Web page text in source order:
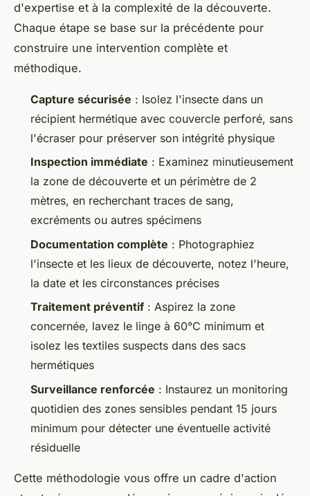
d'expertise et à la complexité de la découverte.
Chaque étape se base sur la précédente pour
construire une intervention complète et
méthodique.
Capture sécurisée : Isolez l'insecte dans un
récipient hermétique avec couvercle perforé, sans
l'écraser pour préserver son intégrité physique
Inspection immédiate : Examinez minutieusement
la zone de découverte et un périmètre de 2
mètres, en recherchant traces de sang,
excréments ou autres spécimens
Documentation complète : Photographiez
l'insecte et les lieux de découverte, notez l'heure,
la date et les circonstances précises
Traitement préventif: Aspirez la zone
concernée, lavez le linge à 60°C minimum et
isolez les textiles suspects dans des sacs
hermétiques
Surveillance renforcée : Instaurez un monitoring
quotidien des zones sensibles pendant 15 jours
minimum pour détecter une éventuelle activité
résiduelle
Cette méthodologie vous offre un cadre d'action